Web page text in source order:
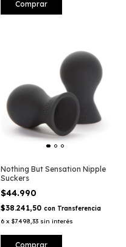
Nothing But Sensation Nipple
Suckers
$44.990
$38.241,50 con Transferencia
6 x $7.498,33 sin interés